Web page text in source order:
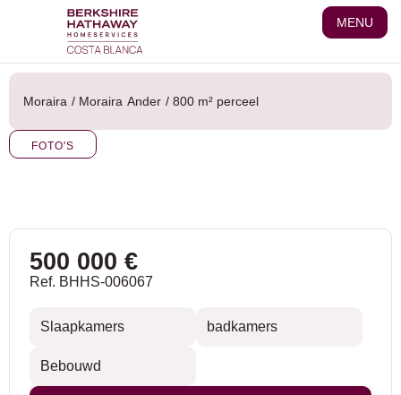
inhoud
MENU
Moraira / Moraira Ander / 800 m² perceel
FOTO'S
500 000 €
Ref. BHHS-006067
Slaapkamers badkamers
Bebouwd